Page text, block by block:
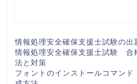
情報処理安全確保支援士試験の出
情報処理安全確保支援士試験 合
法と対策
フォントのインストールコマン